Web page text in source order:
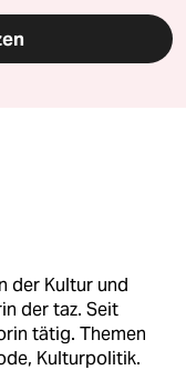
der Kultur und
der taz. Seit
tätig. Themen
Kulturpolitik.